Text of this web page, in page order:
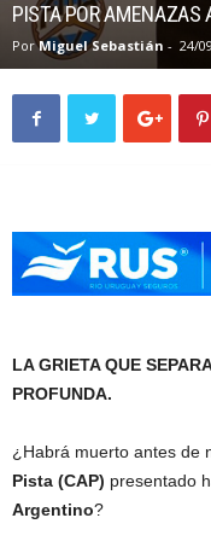
PISTA POR AMENAZAS
Por Miguel Sebastián - 24/
LA GRIETA QUE
PROFUNDA.
¿Habrá muerto antes de
Pista (CAP) presentado
Argentino?